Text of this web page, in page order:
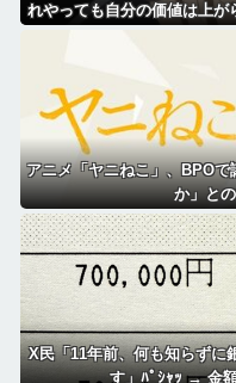
れやっても自分の価値は上
アニメ「ヤニねこ」、BPO
か」と
X民「11年前、何も知らずに
す」ﾊﾟｼｬｯ → 金